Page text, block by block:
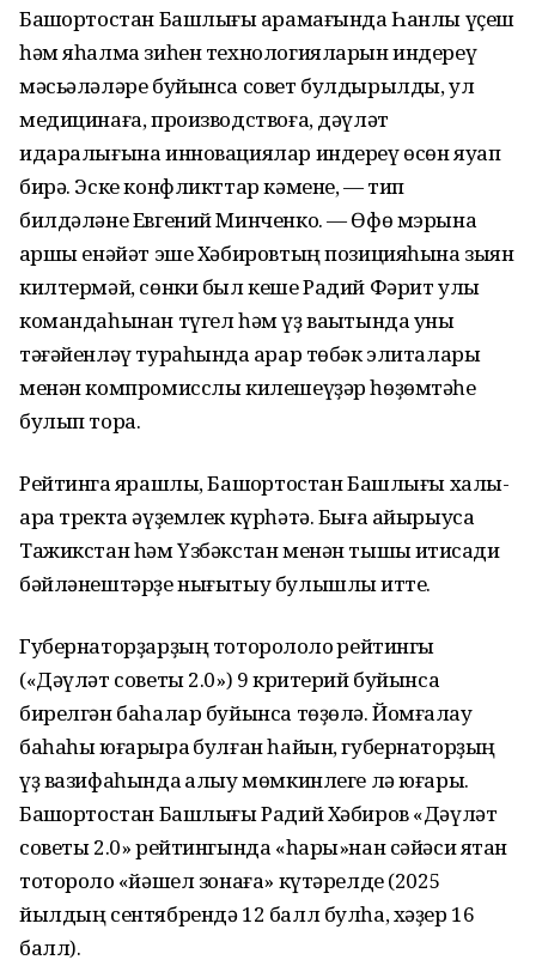
Башҡортостан Башлығы ҡарамағында Һанлы үҫеш
һәм яһалма зиһен технологияларын индереү
мәсьәләләре буйынса совет булдырылды, ул
медицинаға, производствоға, дәүләт
идаралығына инновациялар индереү өсөн яуап
бирә. Эске конфликттар кәмене, — тип
билдәләне Евгений Минченко. — Өфө мэрына
ҡаршы енәйәт эше Хәбировтың позицияһына зыян
килтермәй, сөнки был кеше Радий Фәрит улы
командаһынан түгел һәм үҙ ваҡытында уны
тәғәйенләү тураһында ҡарар төбәк элиталары
менән компромисслы килешеүҙәр һөҙөмтәһе
булып тора.
Рейтингҡа ярашлы, Башҡортостан Башлығы халыҡ-
ара тректа әүҙемлек күрһәтә. Быға айырыуса
Тажикстан һәм Үзбәкстан менән тышҡы иҡтисади
бәйләнештәрҙе нығытыу булышлыҡ итте.
Губернаторҙарҙың тотороҡлолоҡ рейтингы
(«Дәүләт советы 2.0») 9 критерий буйынса
бирелгән баһалар буйынса төҙөлә. Йомғаҡлау
баһаһы юғарыраҡ булған һайын, губернаторҙың
үҙ вазифаһында ҡалыу мөмкинлеге лә юғары.
Башҡортостан Башлығы Радий Хәбиров «Дәүләт
советы 2.0» рейтингында «һары»нан сәйәси яҡтан
тотороҡло «йәшел зонаға» күтәрелде (2025
йылдың сентябрендә 12 балл булһа, хәҙер 16
балл).